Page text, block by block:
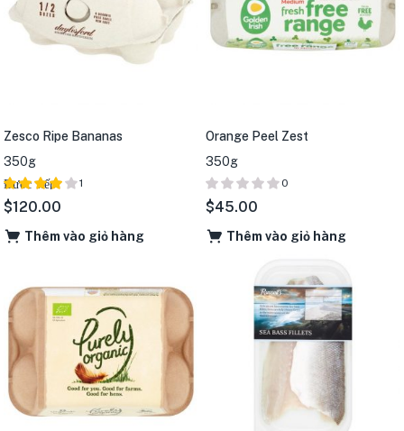
Zesco Ripe Bananas
350g
Được xếp
4.00
1
$120.00
Thêm vào giỏ hàng
Orange Peel Zest
350g
0
$45.00
Thêm vào giỏ hàng